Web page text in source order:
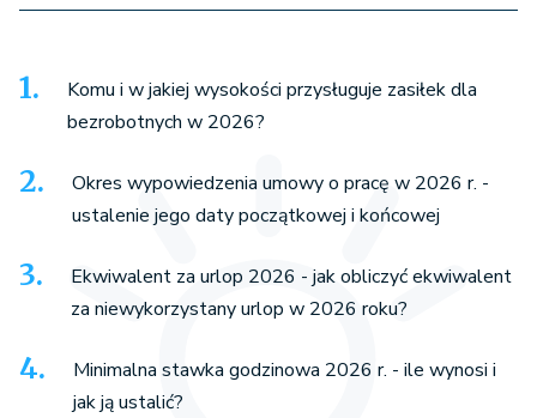
Komu i w jakiej wysokości przysługuje zasiłek dla
bezrobotnych w 2026?
Okres wypowiedzenia umowy o pracę w 2026 r. -
ustalenie jego daty początkowej i końcowej
Ekwiwalent za urlop 2026 - jak obliczyć ekwiwalent
za niewykorzystany urlop w 2026 roku?
Minimalna stawka godzinowa 2026 r. - ile wynosi i
jak ją ustalić?